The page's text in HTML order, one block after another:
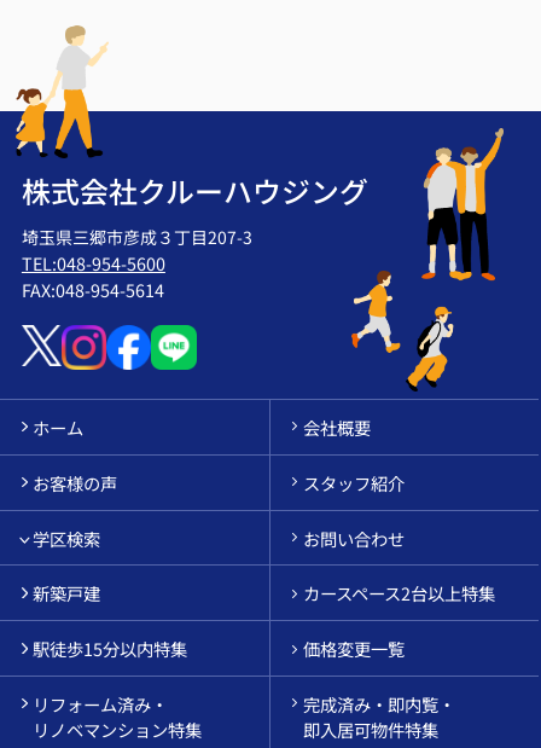
株式会社クルーハウジング
埼玉県三郷市彦成３丁目207-3
TEL:048-954-5600
FAX:048-954-5614
ホーム 会社概要
お客様の声 スタッフ紹介
学区検索 お問い合わせ
新築戸建 カースペース2台以上特集
駅徒歩15分以内特集 価格変更一覧
リフォーム済み・
リノベマンション特集
完成済み・即内覧・
即入居可物件特集